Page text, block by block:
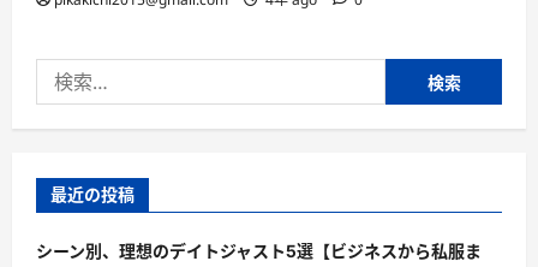
索:
最近の投稿
シーン別、理想のデイトジャスト5選【ビジネスから私服ま